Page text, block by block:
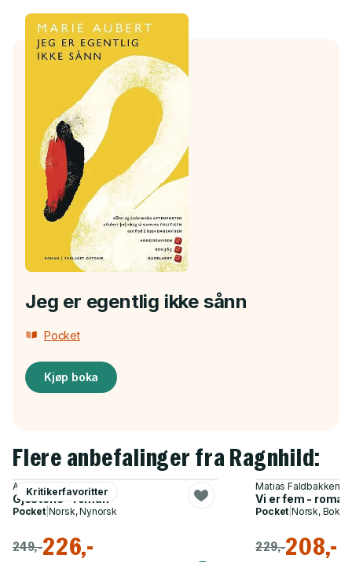
Jeg er egentlig ikke sånn
Pocket
Kjøp boka
Flere anbefalinger fra Ragnhild:
Kritikerfavoritter
Agnes Ravatn
Gjestene - roman
Pocket| Norsk, Nynorsk
249,-226,-
Matias Faldbakken
Vi er fem - roman
Pocket Norsk,
229,-208,-